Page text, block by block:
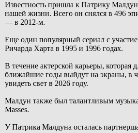
Известность пришла к Патрику
нашей жизни. Всего он снялся в 496
— в 2012-м.
Еще один популярный сериал с
Ричарда Харта в 1995 и 1996 годах.
В течение актерской карьеры, которая
ближайшие годы выйдут на экраны, в
увидеть свет в 2026 году.
Малдун также был талантливым
Masses.
У Патрика Малдуна осталась